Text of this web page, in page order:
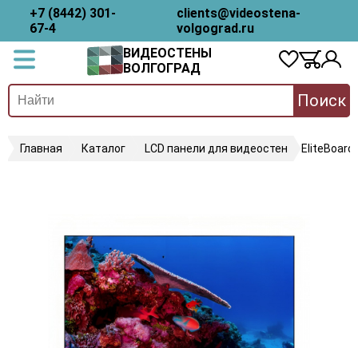
+7 (8442) 301-
67-4
clients@videostena-
volgograd.ru
ВИДЕОСТЕНЫ
ВОЛГОГРАД
Поиск
Главная Каталог LCD панели для видеостен EliteBoard